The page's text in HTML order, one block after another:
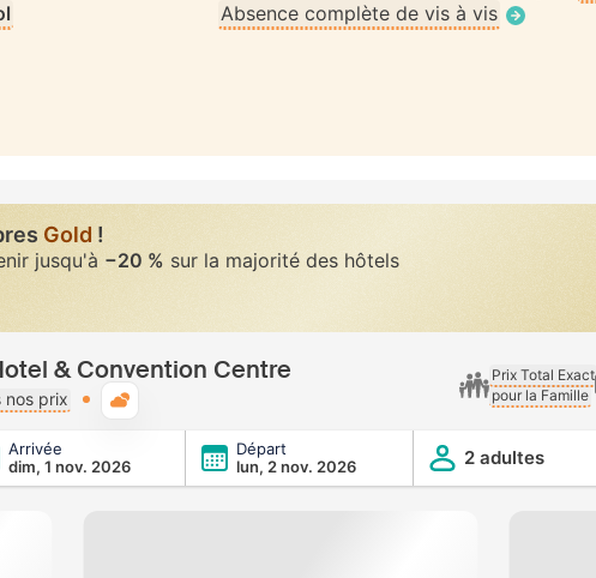
Absence complète de vis à vis
Gold !
jusqu'à −20 % sur la majorité des hôtels
& Convention Centre
nos prix
Prix Total Exact
pour la Famille
Centre
Arrivée
dim, 1 nov. 2026
Départ
lun, 2 nov. 2026
2 adultes